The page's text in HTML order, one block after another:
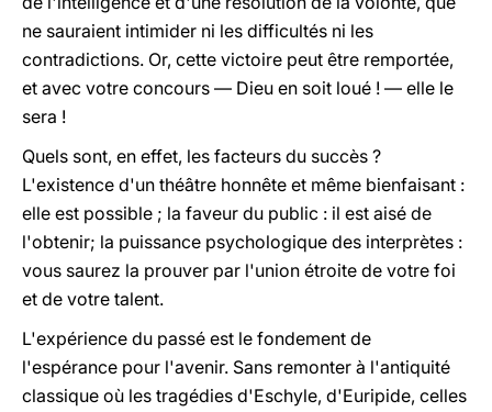
ne sauraient intimider ni les difficultés ni les
contradictions. Or, cette victoire peut être remportée,
et avec votre concours — Dieu en soit loué ! — elle le
sera !
Quels sont, en effet, les facteurs du succès ?
L'existence d'un théâtre honnête et même bienfaisant :
elle est possible ; la faveur du public : il est aisé de
l'obtenir; la puissance psychologique des interprètes :
vous saurez la prouver par l'union étroite de votre foi
et de votre talent.
L'expérience du passé est le fondement de
l'espérance pour l'avenir. Sans remonter à l'antiquité
classique où les tragédies d'Eschyle, d'Euripide, celles